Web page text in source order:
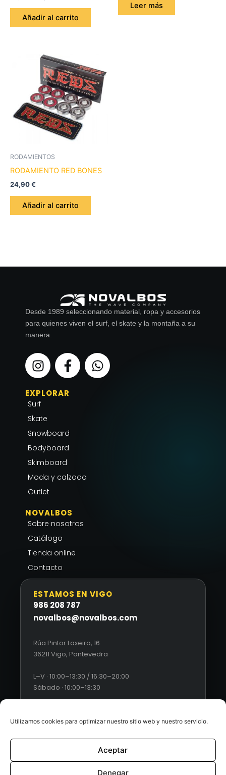
Utilizamos cookies para optimizar nuestro sitio web y nuestro servicio.
Aceptar
Denegar
Añadir al carrito
Leer más
RODAMIENTOS
RODAMIENTO RED BONES
24,90€
Añadir al carrito
Desde 1989 seleccionando material, ropa y accesorios
para quienes viven el surf, el skate y la montaña a su
manera.
I
n
s
t
a
g
r
a
m
F
a
c
e
o
k
f
W
h
a
EXPLORAR
Surf
Skate
Snowboard
Bodyboard
Skimboard
Moda y calzado
Outlet
NOVALBOS
Sobre nosotros
Catálogo
Tienda online
Contacto
ESTAMOS EN VIGO
986 208 787
novalbos@novalbos.com
Rúa Pintor Laxeiro, 16
36211 Vigo, Pontevedra
L–V · 10:00–13:30 / 16:30–20:00
Sábado · 10:00–13:30
© 2026 Novalbos. Todos los derechos reservados. |
web by Esquío